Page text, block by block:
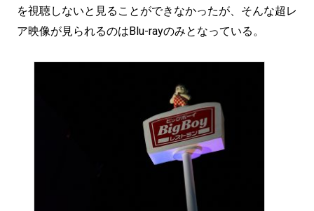
を視聴しないと見ることができなかったが、そんな超レ
ア映像が見られるのはBlu-rayのみとなっている。